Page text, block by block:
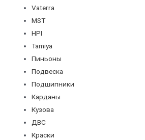
Vaterra
MST
HPI
Tamiya
Пиньоны
Подвеска
Подшипники
Карданы
Кузова
ДВС
Краски